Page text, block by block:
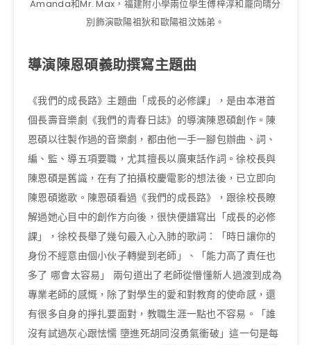
Amanda和Mr. Max，福建附小學兩位學生傅梓淳和龐向晴分
別飾演歐陽祖狄和歐陽祖汶姊弟。
導演陳恩碩義助撰寫主題曲
《我們的成長路》主題曲「成長的必修課」，是由本港首
個長壽音樂劇《我們的青春日誌》的導演陳恩碩創作。陳
恩碩以往製作過的音樂劇，都由他一手一腳包辦曲、詞、
編、監、導五項要職，尤其擅長以廣東話作詞。徐校長與
陳恩碩是舊識，在有了拍攝校慶電影的想法後，已立即向
陳恩碩邀歌。陳恩碩看過《我們的成長路》，跟徐校長瞭
解過她心目中的創作方向後，很快便譜寫出「成長的必修
課」，徐校長舉了幾句最入心入肺的歌詞：「時日讓你的
身份不經意由個小伙子轉變到老師」、「能力高了責任也
多了 哪會太容易」 兩句道出了老師從懵懂新人過渡到成為
專業老師的感慨，除了對學生的愛和對教育的使命感，還
有很多自身的掙扎要面對，教職生涯一點也不容易。「誰
沒有試過灰心跟怯懦 墮進死胡同沒勇氣衝破」這一句是每